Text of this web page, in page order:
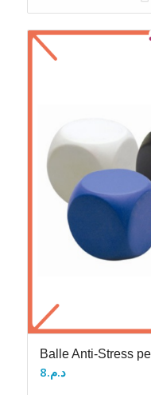
Balle Anti-Stress
د.م.8